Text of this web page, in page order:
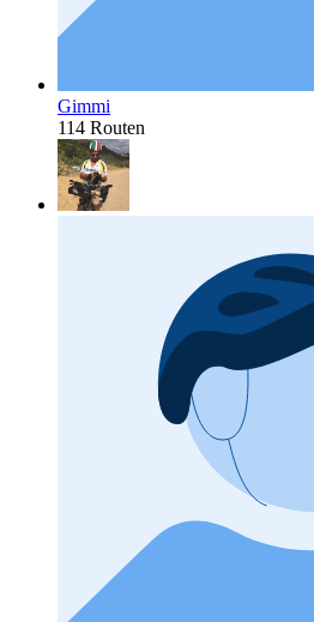
Gimmi
114 Routen